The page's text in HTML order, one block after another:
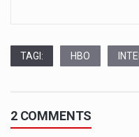
TAGI: HBO
2 COMMENTS